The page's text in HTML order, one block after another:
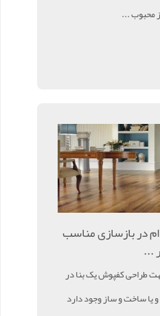
محبوب ...
در بازسازی مناسب
...
طراحی کفپوش یک بنا در
یا ساخت و ساز وجود دارد